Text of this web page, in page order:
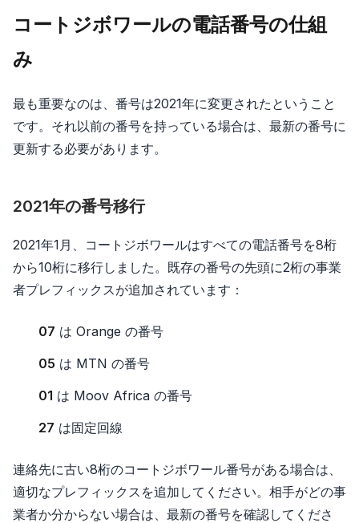
コートジボワールの電話番号の仕組
み
最も重要なのは、番号は2021年に変更されたということ
です。それ以前の番号を持っている場合は、最新の番号に
更新する必要があります。
2021年の番号移行
2021年1月、コートジボワールはすべての電話番号を8桁
から10桁に移行しました。既存の番号の先頭に2桁の事業
者プレフィックスが追加されています：
07 は Orange の番号
05 は MTN の番号
01 は Moov Africa の番号
27 は固定回線
連絡先に古い8桁のコートジボワール番号がある場合は、
適切なプレフィックスを追加してください。相手がどの事
業者か分からない場合は、最新の番号を確認してくださ